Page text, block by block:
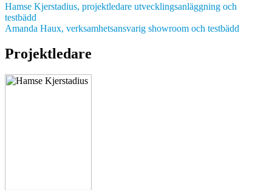
Hamse Kjerstadius, projektledare utvecklingsanläggning och
testbädd
Amanda Haux, verksamhetsansvarig showroom och testbädd
Projektledare